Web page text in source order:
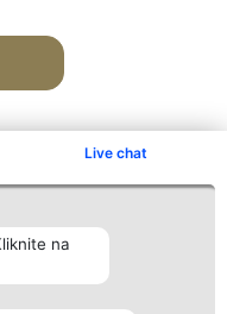
Live chat
na
Kontakt
Kontakt